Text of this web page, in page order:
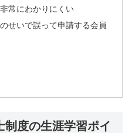
常にわかりにくい
せいで誤って申請する会員
制度の生涯学習ポイ